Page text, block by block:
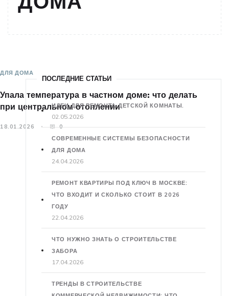
ДЛЯ ДОМА
Упала температура в частном доме: что делать
при центральном отоплении
18.01.2026 0
ПОСЛЕДНИЕ СТАТЬИ
ИДЕИ ДЛЯ РЕМОНТА ДЕТСКОЙ КОМНАТЫ.
02.05.2026
СОВРЕМЕННЫЕ СИСТЕМЫ БЕЗОПАСНОСТИ
ДЛЯ ДОМА
24.04.2026
РЕМОНТ КВАРТИРЫ ПОД КЛЮЧ В МОСКВЕ:
ЧТО ВХОДИТ И СКОЛЬКО СТОИТ В 2026
ГОДУ
22.04.2026
ЧТО НУЖНО ЗНАТЬ О СТРОИТЕЛЬСТВЕ
ЗАБОРА
17.04.2026
ТРЕНДЫ В СТРОИТЕЛЬСТВЕ